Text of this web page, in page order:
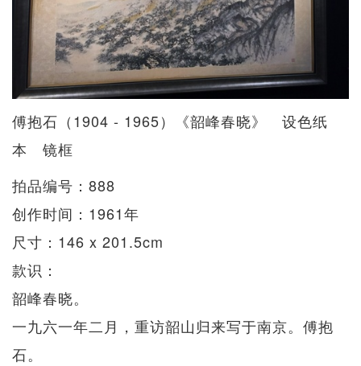
傅抱石（1904 - 1965）《韶峰春晓》 设色纸
本 镜框
拍品编号：888
创作时间：1961年
尺寸：146 x 201.5cm
款识：
韶峰春晓。
一九六一年二月，重访韶山归来写于南京。傅抱
石。